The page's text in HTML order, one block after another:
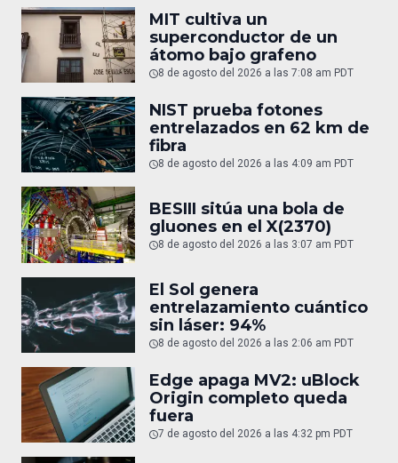
MIT cultiva un
superconductor de un
átomo bajo grafeno
8 de agosto del 2026 a las 7:08 am PDT
NIST prueba fotones
entrelazados en 62 km de
fibra
8 de agosto del 2026 a las 4:09 am PDT
BESIII sitúa una bola de
gluones en el X(2370)
8 de agosto del 2026 a las 3:07 am PDT
El Sol genera
entrelazamiento cuántico
sin láser: 94%
8 de agosto del 2026 a las 2:06 am PDT
Edge apaga MV2: uBlock
Origin completo queda
fuera
7 de agosto del 2026 a las 4:32 pm PDT